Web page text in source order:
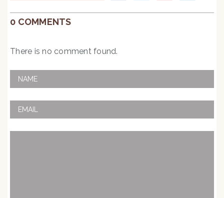
0 COMMENTS
There is no comment found.